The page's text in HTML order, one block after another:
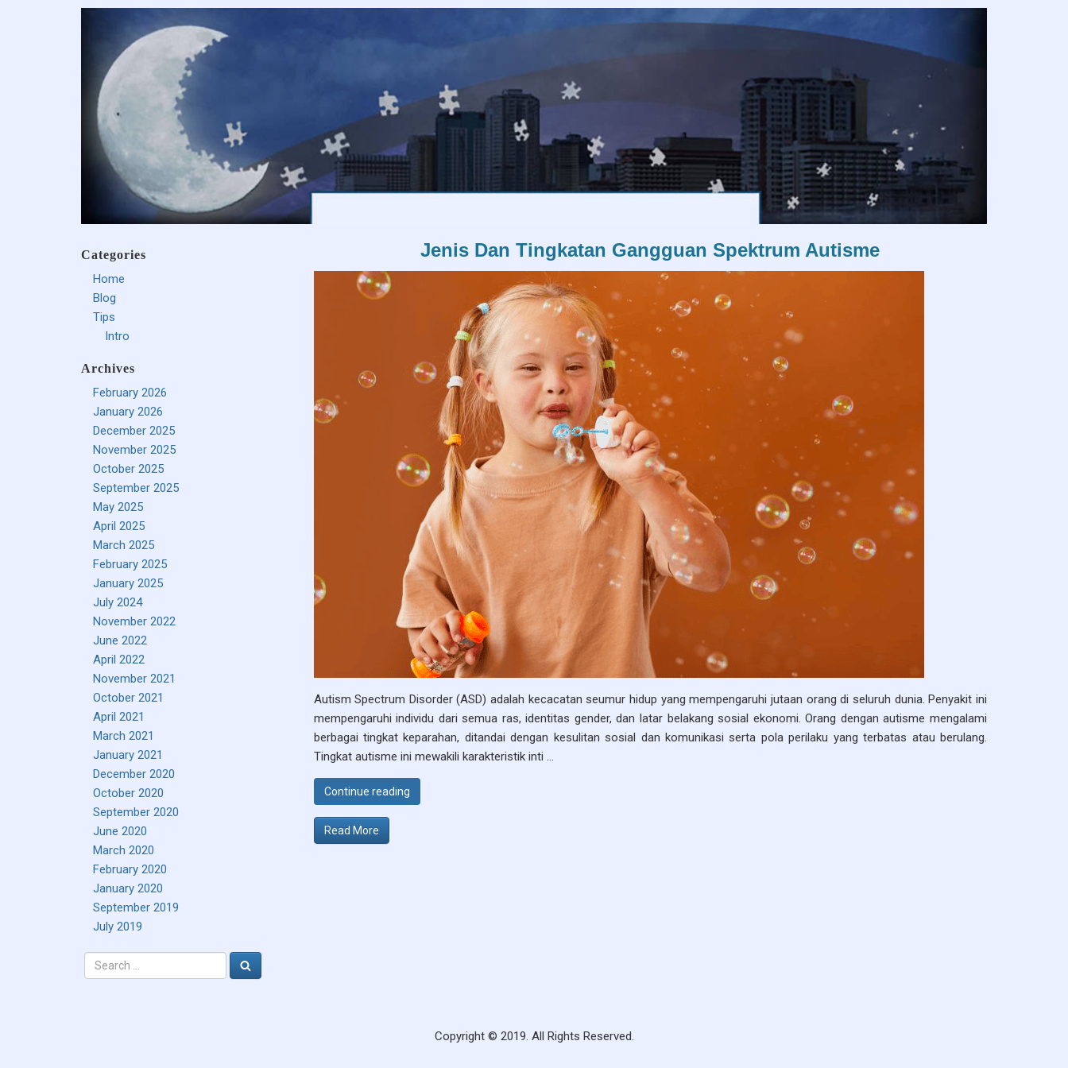
Categories
Home
Blog
Tips
Intro
Archives
February 2026
January 2026
December 2025
November 2025
October 2025
September 2025
May 2025
April 2025
March 2025
February 2025
January 2025
July 2024
November 2022
June 2022
April 2022
November 2021
October 2021
April 2021
March 2021
January 2021
December 2020
October 2020
September 2020
June 2020
March 2020
February 2020
January 2020
September 2019
July 2019
Search
Jenis Dan Tingkatan Gangguan Spektrum Autisme
Autism Spectrum Disorder (ASD) adalah kecacatan seumur hidup yang mempengaruhi jutaan orang di seluruh dunia. Penyakit ini
mempengaruhi individu dari semua ras, identitas gender, dan latar belakang sosial ekonomi. Orang dengan autisme mengalami
berbagai tingkat keparahan, ditandai dengan kesulitan sosial dan komunikasi serta pola perilaku yang terbatas atau berulang.
Tingkat autisme ini mewakili karakteristik inti …
Continue reading“Jenis Dan Tingkatan Gangguan Spektrum Autisme”
Read More
Copyright © 2019. All Rights Reserved.